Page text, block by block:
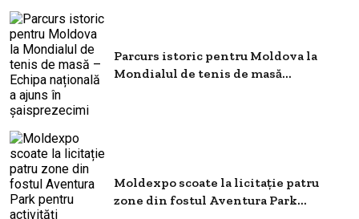
Parcurs istoric pentru Moldova la
Mondialul de tenis de masă...
Moldexpo scoate la licitație patru
zone din fostul Aventura Park...